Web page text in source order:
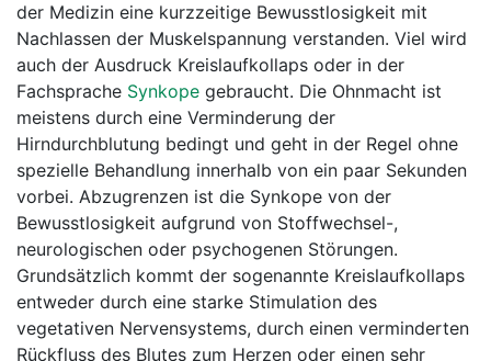
der Medizin eine kurzzeitige Bewusstlosigkeit mit
Nachlassen der Muskelspannung verstanden. Viel wird
auch der Ausdruck Kreislaufkollaps oder in der
Fachsprache Synkope gebraucht. Die Ohnmacht ist
meistens durch eine Verminderung der
Hirndurchblutung bedingt und geht in der Regel ohne
spezielle Behandlung innerhalb von ein paar Sekunden
vorbei. Abzugrenzen ist die Synkope von der
Bewusstlosigkeit aufgrund von Stoffwechsel-,
neurologischen oder psychogenen Störungen.
Grundsätzlich kommt der sogenannte Kreislaufkollaps
entweder durch eine starke Stimulation des
vegetativen Nervensystems, durch einen verminderten
Rückfluss des Blutes zum Herzen oder einen sehr